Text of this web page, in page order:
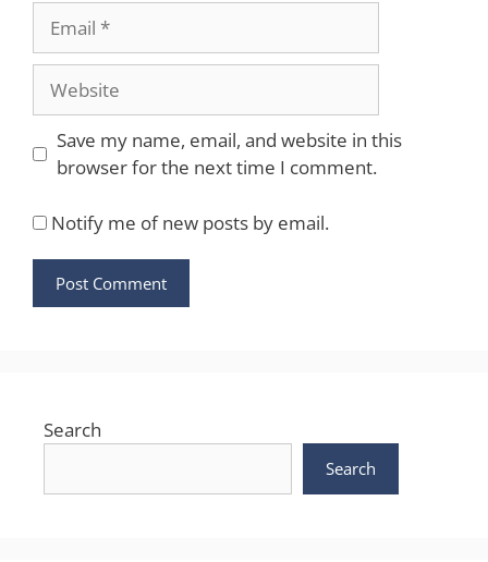
Website
Save my name, email, and website in this
browser for the next time I comment.
Notify me of new posts by email.
Search
Search